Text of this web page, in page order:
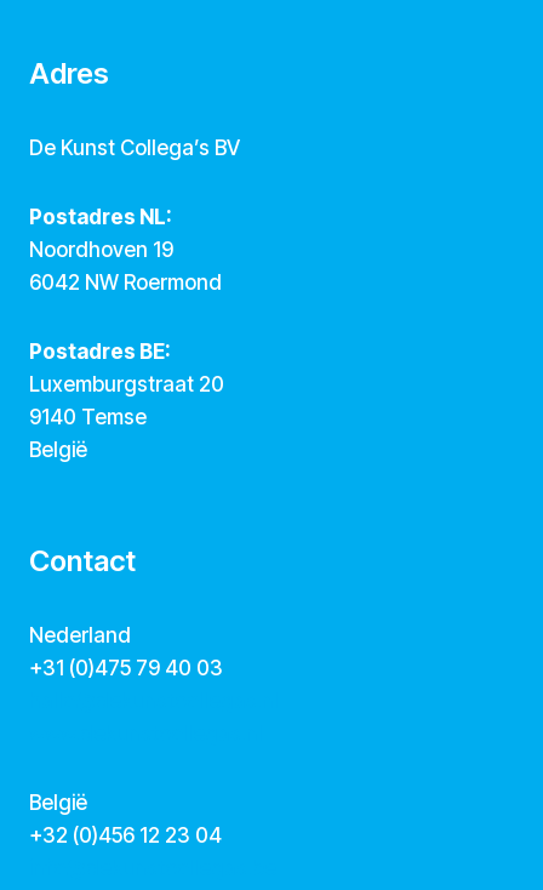
Adres
De Kunst Collega’s BV
Postadres NL:
Noordhoven 19
6042 NW Roermond
Postadres BE:
Luxemburgstraat 20
9140 Temse
België
Contact
Nederland
+31 (0)475 79 40 03
België
‭+32 (0)456 12 23 04‬